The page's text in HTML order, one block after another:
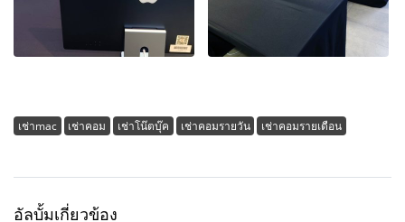
เช่าmac เช่าคอม เช่าโน๊ตบุ๊ค เช่าคอมรายวัน เช่าคอมรายเดือน
อัลบั้มเกี่ยวข้อง